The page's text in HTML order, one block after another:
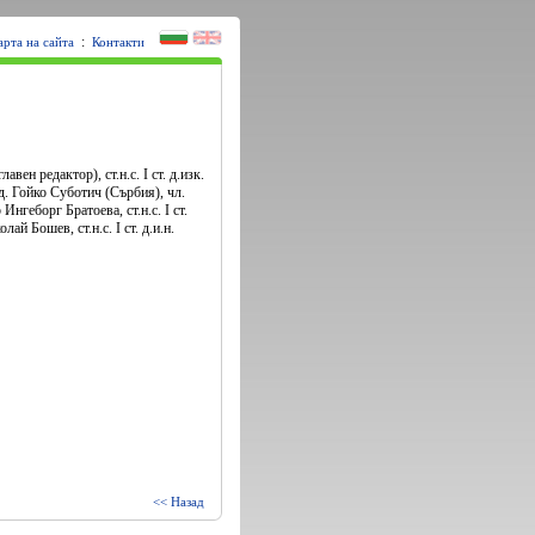
на сайта : Контакти
редактор), ст.н.с. І ст. д.изк.
Гойко Суботич (Сърбия), чл.
Братоева, ст.н.с. І ст.
Бошев, ст.н.с. І ст. д.и.н.
<< Назад